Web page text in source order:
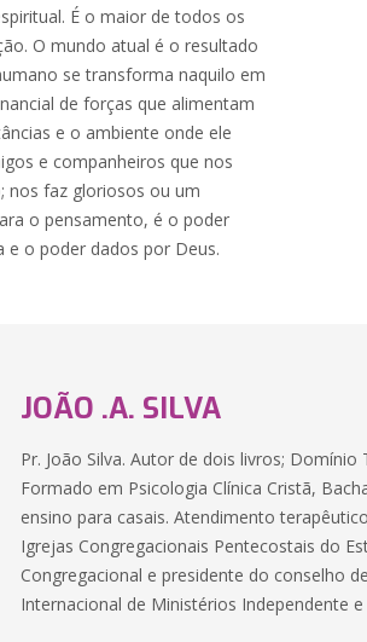
É o maior de todos os
O mundo atual é o resultado
se transforma naquilo em
de forças que alimentam
e o ambiente onde ele
e companheiros que nos
nos faz gloriosos ou um
o pensamento, é o poder
e o poder dados por Deus.
JOÃO .A. SILVA
Pr. João Silva. Autor de dois livros;
Formado em Psicologia Clínica Cristã,
ensino para casais. Atendimento
Igrejas Congregacionais Pentecostais do
Congregacional e presidente do conselho
Internacional de Ministérios Independente e